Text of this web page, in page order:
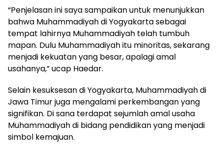
“Penjelasan ini saya sampaikan untuk menunjukkan
bahwa Muhammadiyah di Yogyakarta sebagai
tempat lahirnya Muhammadiyah telah tumbuh
mapan. Dulu Muhammadiyah itu minoritas, sekarang
menjadi kekuatan yang besar, apalagi amal
usahanya,” ucap Haedar.
Selain kesuksesan di Yogyakarta, Muhammadiyah di
Jawa Timur juga mengalami perkembangan yang
signifikan. Di sana terdapat sejumlah amal usaha
Muhammadiyah di bidang pendidikan yang menjadi
simbol kemajuan.